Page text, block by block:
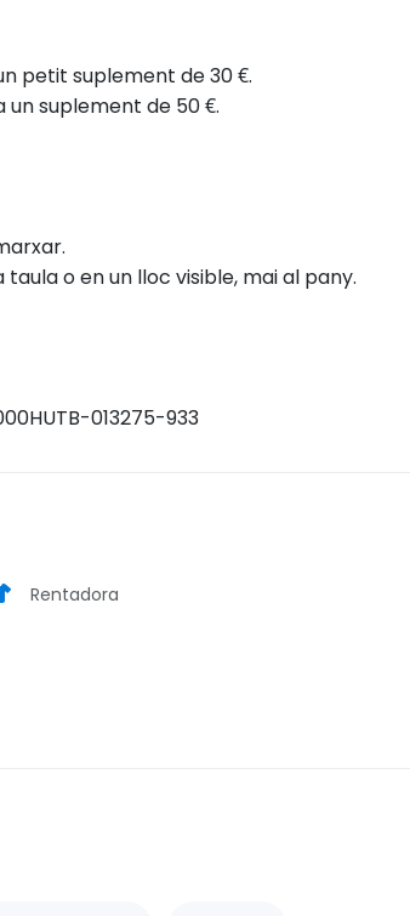
petit suplement de 30 €.
un suplement de 50 €.
o en un lloc visible, mai al pany.
013275-933
Rentadora